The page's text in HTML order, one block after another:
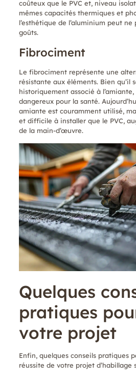
coûteux que le PVC et, niveau
mêmes capacités thermiques et
l’esthétique de l’aluminium peut
goûts.
Fibrociment
Le fibrociment représente une
résistante aux éléments. Bien qu’il
historiquement associé à
dangereux pour la santé.
amiante est couramment utilisé,
et difficile à installer que le PVC,
de la main-d’œuvre.
Quelques
pratiques
votre projet
Enfin, quelques conseils pratiques
réussite de votre projet d’habillage